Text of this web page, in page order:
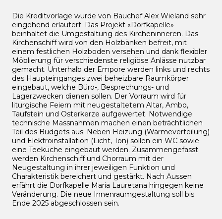
Die Kreditvorlage wurde von Bauchef Alex Wieland sehr
eingehend erläutert. Das Projekt «Dorfkapelle»
beinhaltet die Umgestaltung des Kircheninneren. Das
Kirchenschiff wird von den Holzbänken befreit, mit
einem festlichen Holzboden versehen und dank flexibler
Möblierung für verschiedenste religiöse Anlässe nutzbar
gemacht. Unterhalb der Empore werden links und rechts
des Haupteinganges zwei beheizbare Raumkörper
eingebaut, welche Büro-, Besprechungs- und
Lagerzwecken dienen sollen. Der Vorraum wird für
liturgische Feiern mit neugestaltetem Altar, Ambo,
Taufstein und Osterkerze aufgewertet. Notwendige
technische Massnahmen machen einen beträchtlichen
Teil des Budgets aus: Neben Heizung (Wärmeverteilung)
und Elektroinstallation (Licht, Ton) sollen ein WC sowie
eine Teeküche eingebaut werden. Zusammengefasst
werden Kirchenschiff und Chorraum mit der
Neugestaltung in ihrer jeweiligen Funktion und
Charakteristik bereichert und gestärkt. Nach Aussen
erfährt die Dorfkapelle Maria Lauretana hingegen keine
Veränderung. Die neue Innenraumgestaltung soll bis
Ende 2025 abgeschlossen sein.